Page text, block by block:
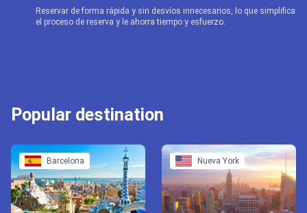
Reservar de forma rápida y sin desvíos innecesarios, lo que simplifica
el proceso de reserva y le ahorra tiempo y esfuerzo.
Popular destination
Barcelona Nueva York